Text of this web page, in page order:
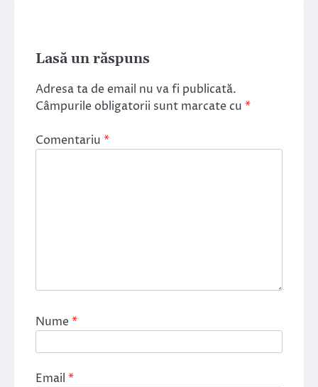
Lasă un răspuns
Adresa ta de email nu va fi publicată.
Câmpurile obligatorii sunt marcate cu *
Comentariu *
Nume*
Email *